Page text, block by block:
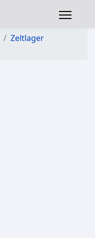
Zeltlager